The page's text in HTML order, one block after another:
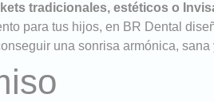
tradicionales, estéticos o
para tus hijos, en BR Dental
una sonrisa armónica, sana